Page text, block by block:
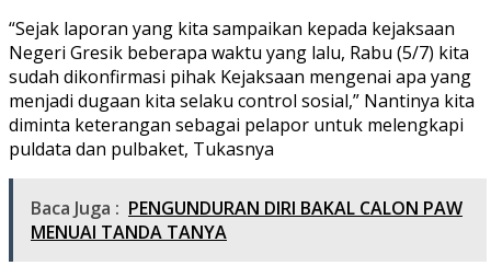
“Sejak laporan yang kita sampaikan kepada kejaksaan
Negeri Gresik beberapa waktu yang lalu, Rabu (5/7) kita
sudah dikonfirmasi pihak Kejaksaan mengenai apa yang
menjadi dugaan kita selaku control sosial,” Nantinya kita
diminta keterangan sebagai pelapor untuk melengkapi
puldata dan pulbaket, Tukasnya
Baca Juga : PENGUNDURAN DIRI BAKAL CALON PAW
MENUAI TANDA TANYA